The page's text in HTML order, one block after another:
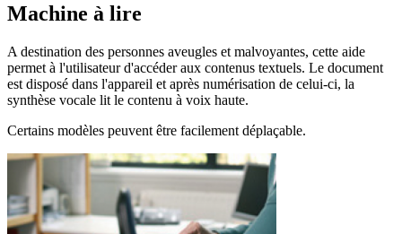
Machine à lire
A destination des personnes aveugles et malvoyantes, cette aide
permet à l'utilisateur d'accéder aux contenus textuels. Le document
est disposé dans l'appareil et après numérisation de celui-ci, la
synthèse vocale lit le contenu à voix haute.
Certains modèles peuvent être facilement déplaçable.